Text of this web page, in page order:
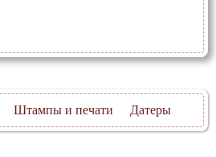
Штампы и печати Датеры